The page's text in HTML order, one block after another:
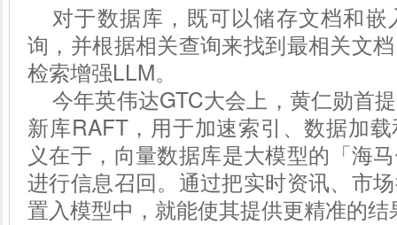
对于数据库，既可以储存文档和
询，并根据相关查询来找到最相关文
检索增强LLM。
今年英伟达GTC大会上，黄仁勋首
新库RAFT，用于加速索引、数据加
义在于，向量数据库是大模型的「海
进行信息召回。通过把实时资讯、市
置入模型中，就能使其提供更精准的结